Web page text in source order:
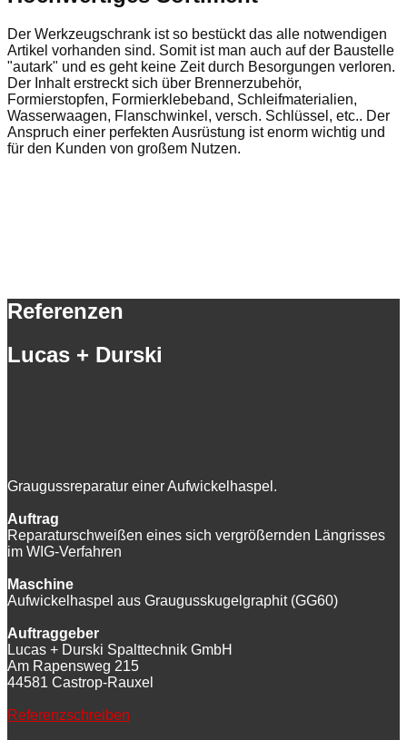
Der Werkzeugschrank ist so bestückt das alle notwendigen
Artikel vorhanden sind. Somit ist man auch auf der Baustelle
"autark" und es geht keine Zeit durch Besorgungen verloren.
Der Inhalt erstreckt sich über Brennerzubehör,
Formierstopfen, Formierklebeband, Schleifmaterialien,
Wasserwaagen, Flanschwinkel, versch. Schlüssel, etc.. Der
Anspruch einer perfekten Ausrüstung ist enorm wichtig und
für den Kunden von großem Nutzen.
Referenzen
Lucas + Durski
Graugussreparatur einer Aufwickelhaspel.
Auftrag
Reparaturschweißen eines sich vergrößernden Längrisses
im WIG-Verfahren
Maschine
Aufwickelhaspel aus Graugusskugelgraphit (GG60)
Auftraggeber
Lucas + Durski Spalttechnik GmbH
Am Rapensweg 215
44581 Castrop-Rauxel
Referenzschreiben